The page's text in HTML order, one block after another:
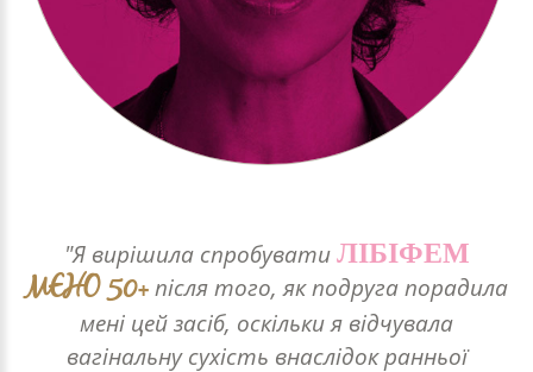
"Я вирішила спробувати ЛІБІФЕМ
MEHO 50+ після того, як подруга порадила
мені цей засіб, оскільки я відчувала
вагінальну сухість внаслідок ранньої